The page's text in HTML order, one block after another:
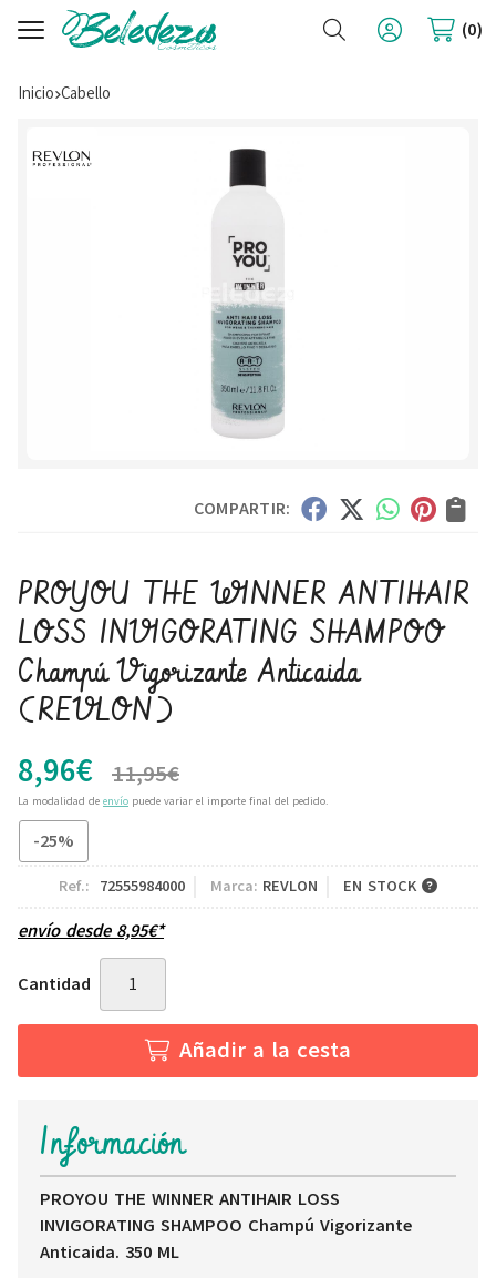
Buscar 0
Inicio cabello
COMPARTIR:
PROYOU THE WINNER ANTIHAIR
LOSS INVIGORATING SHAMPOO
Champú Vigorizante Anticaida
(REVLON)
8,96€ 11,95€
La modalidad de envío puede variar el importe final del pedido.
-25%
Ref.: 72555984000 Marca: REVLON EN STOCK
envío desde 8,95€*
Cantidad
Añadir a la cesta
Información
PROYOU THE WINNER ANTIHAIR LOSS
INVIGORATING SHAMPOO Champú Vigorizante
Anticaida. 350 ML